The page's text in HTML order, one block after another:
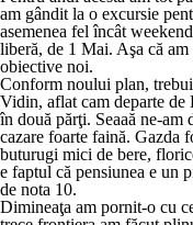
am gândit la o excursie
asemenea fel încât
liberă, de 1 Mai. Aşa că
obiective noi.
Conform noului plan,
Vidin, aflat cam departe de
în două părţi. Seaaă ne-am
cazare foarte faină. Gazda
buturugi mici de bere,
e faptul că pensiunea e un
de nota 10.
Dimineaţa am pornit-o cu